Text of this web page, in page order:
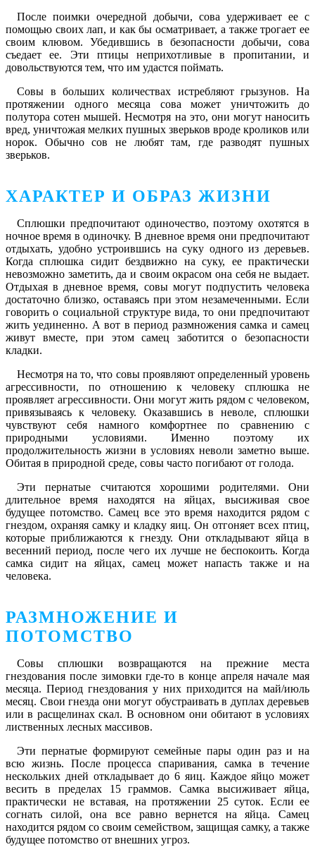
После поимки очередной добычи, сова удерживает ее с
помощью своих лап, и как бы осматривает, а также трогает ее
своим клювом. Убедившись в безопасности добычи, сова
съедает ее. Эти птицы неприхотливые в пропитании, и
довольствуются тем, что им удастся поймать.
Совы в больших количествах истребляют грызунов. На
протяжении одного месяца сова может уничтожить до
полутора сотен мышей. Несмотря на это, они могут наносить
вред, уничтожая мелких пушных зверьков вроде кроликов или
норок. Обычно сов не любят там, где разводят пушных
зверьков.
ХАРАКТЕР И ОБРАЗ ЖИЗНИ
Сплюшки предпочитают одиночество, поэтому охотятся в
ночное время в одиночку. В дневное время они предпочитают
отдыхать, удобно устроившись на суку одного из деревьев.
Когда сплюшка сидит бездвижно на суку, ее практически
невозможно заметить, да и своим окрасом она себя не выдает.
Отдыхая в дневное время, совы могут подпустить человека
достаточно близко, оставаясь при этом незамеченными. Если
говорить о социальной структуре вида, то они предпочитают
жить уединенно. А вот в период размножения самка и самец
живут вместе, при этом самец заботится о безопасности
кладки.
Несмотря на то, что совы проявляют определенный уровень
агрессивности, по отношению к человеку сплюшка не
проявляет агрессивности. Они могут жить рядом с человеком,
привязываясь к человеку. Оказавшись в неволе, сплюшки
чувствуют себя намного комфортнее по сравнению с
природными условиями. Именно поэтому их
продолжительность жизни в условиях неволи заметно выше.
Обитая в природной среде, совы часто погибают от голода.
Эти пернатые считаются хорошими родителями. Они
длительное время находятся на яйцах, высиживая свое
будущее потомство. Самец все это время находится рядом с
гнездом, охраняя самку и кладку яиц. Он отгоняет всех птиц,
которые приближаются к гнезду. Они откладывают яйца в
весенний период, после чего их лучше не беспокоить. Когда
самка сидит на яйцах, самец может напасть также и на
человека.
РАЗМНОЖЕНИЕ И
ПОТОМСТВО
Совы сплюшки возвращаются на прежние места
гнездования после зимовки где-то в конце апреля начале мая
месяца. Период гнездования у них приходится на май/июль
месяц. Свои гнезда они могут обустраивать в дуплах деревьев
или в расщелинах скал. В основном они обитают в условиях
лиственных лесных массивов.
Эти пернатые формируют семейные пары один раз и на
всю жизнь. После процесса спаривания, самка в течение
нескольких дней откладывает до 6 яиц. Каждое яйцо может
весить в пределах 15 граммов. Самка высиживает яйца,
практически не вставая, на протяжении 25 суток. Если ее
согнать силой, она все равно вернется на яйца. Самец
находится рядом со своим семейством, защищая самку, а также
будущее потомство от внешних угроз.